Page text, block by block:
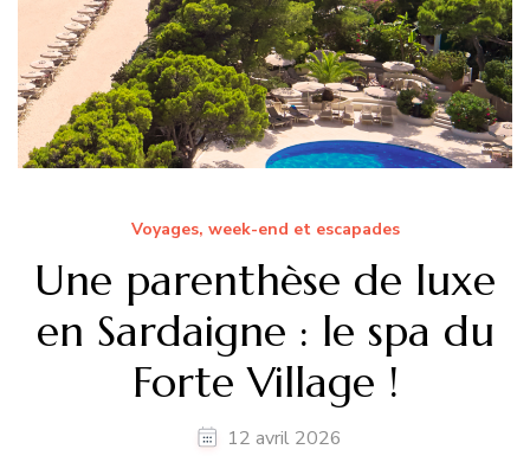
Voyages, week-end et escapades
Une parenthèse de luxe
en Sardaigne : le spa du
Forte Village !
12 avril 2026